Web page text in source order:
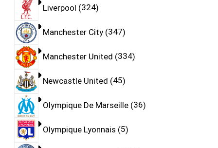
Liverpool 324
Manchester City 347
Manchester United 334
Newcastle United 45
Olympique De Marseille 36
Olympique Lyonnais 5